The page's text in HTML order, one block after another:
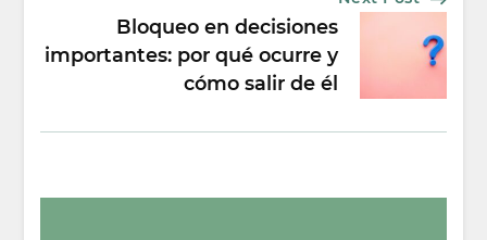
Bloqueo en decisiones
importantes: por qué ocurre y
cómo salir de él